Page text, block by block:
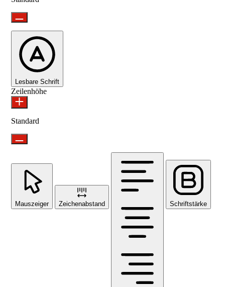
Lesbare Schrift
Zeilenhöhe
Standard
Mauszeiger Zeichenabstand Schriftstärke